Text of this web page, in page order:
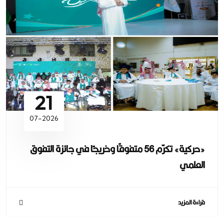
21
07-2026
«حركية» تكرّم 56 متفوقًا وخريجًا في جائزة التفوق
العلمي
قراءة المزيد